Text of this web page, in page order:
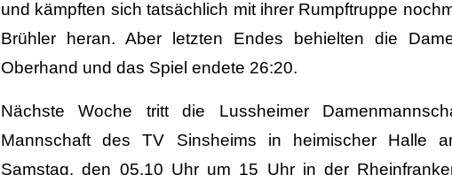
und kämpften sich tatsächlich mit ihrer Rumpftruppe
Brühler heran. Aber letzten Endes behielten die
Oberhand und das Spiel endete 26:20.
Nächste Woche tritt die Lussheimer
Mannschaft des TV Sinsheims in heimischer Halle
Samstag, den 05.10 Uhr um 15 Uhr in der